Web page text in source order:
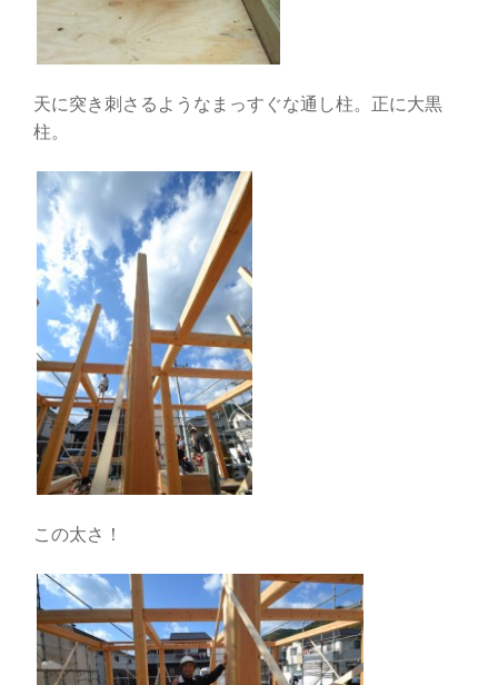
天に突き刺さるようなまっすぐな通し柱。正に大黒
柱。
この太さ！